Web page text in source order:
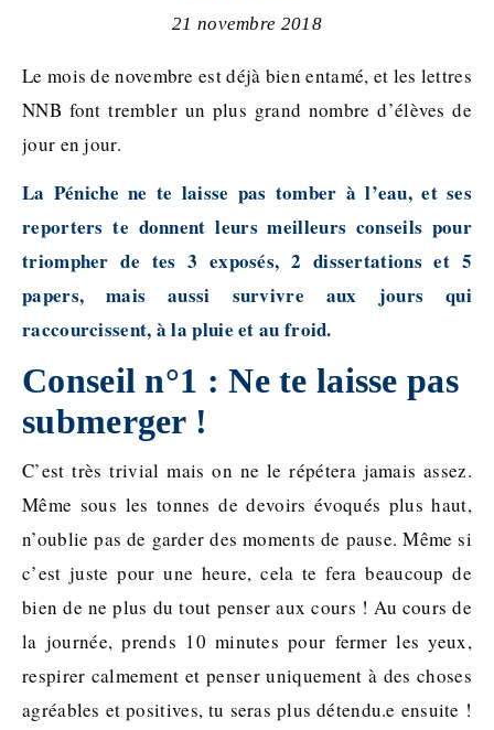
21 novembre 2018
Le mois de novembre est déjà bien entamé, et les lettres
NNB font trembler un plus grand nombre d’élèves de
jour en jour.
La Péniche ne te laisse pas tomber à l’eau, et ses
reporters te donnent leurs meilleurs conseils pour
triompher de tes 3 exposés, 2 dissertations et 5
papers, mais aussi survivre aux jours qui
raccourcissent, à la pluie et au froid.
Conseil n°1 : Ne te laisse pas
submerger !
C’est très trivial mais on ne le répétera jamais assez.
Même sous les tonnes de devoirs évoqués plus haut,
n’oublie pas de garder des moments de pause. Même si
c’est juste pour une heure, cela te fera beaucoup de
bien de ne plus du tout penser aux cours ! Au cours de
la journée, prends 10 minutes pour fermer les yeux,
respirer calmement et penser uniquement à des choses
agréables et positives, tu seras plus détendu.e ensuite !